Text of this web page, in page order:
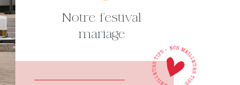
Notre festival
mariage